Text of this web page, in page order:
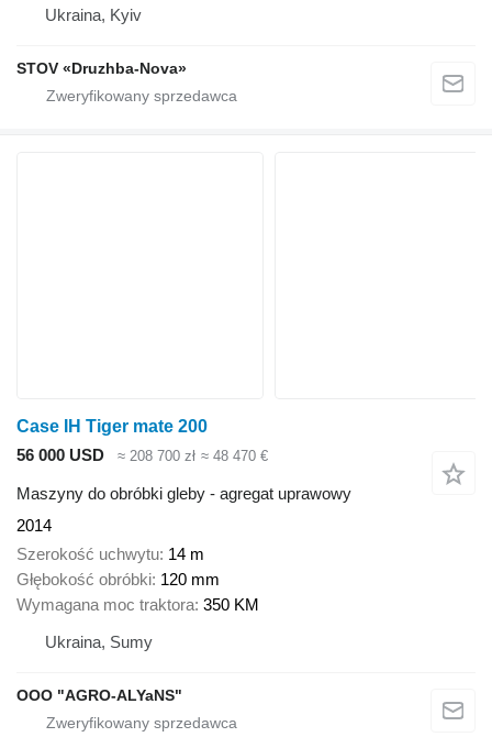
Ukraina, Kyiv
STOV «Druzhba-Nova»
Case IH Tiger mate 200
56 000 USD
≈ 208 700 zł ≈ 48 470 €
Maszyny do obróbki gleby - agregat uprawowy
2014
Szerokość uchwytu 14 m
Głębokość obróbki 120 mm
Wymagana moc traktora 350 KM
Ukraina, Sumy
OOO "AGRO-ALYaNS"